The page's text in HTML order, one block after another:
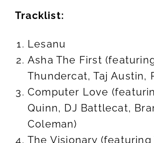
Tracklist:
Lesanu
Asha The First
Thundercat, Taj Austin,
Computer Love
Quinn, DJ Battlecat,
Coleman)
The Visionary (featuring